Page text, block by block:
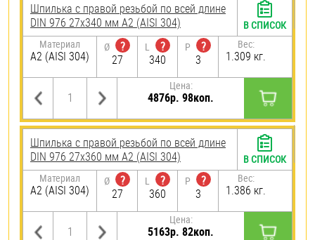
Шпилька с правой резьбой по всей длине
DIN 976 27х340 мм А2 (AISI 304)
Материал
А2 (AISI 304)
Ø
?
27
L
?
340
P
?
3
Вес:
1.309 кг.
Цена:
4876р. 98коп.
В СПИСОК
Шпилька с правой резьбой по всей длине
DIN 976 27х360 мм А2 (AISI 304)
Материал
А2 (AISI 304)
Ø
?
27
L
?
360
P
?
3
Вес:
1.386 кг.
Цена:
5163р. 82коп.
В СПИСОК